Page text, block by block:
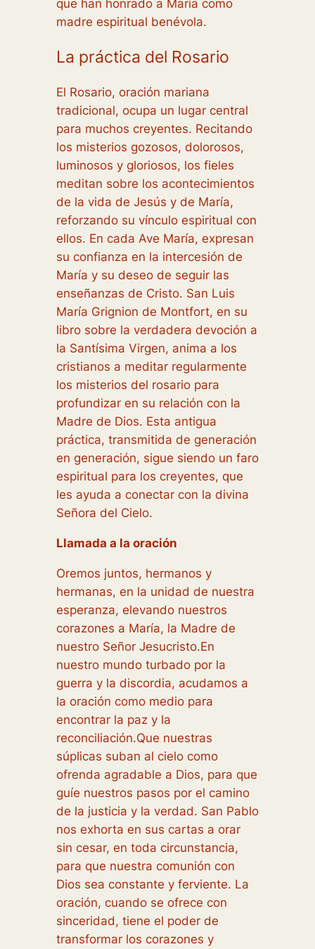
que han honrado a María como
madre espiritual benévola.
La práctica del Rosario
El Rosario, oración mariana
tradicional, ocupa un lugar central
para muchos creyentes. Recitando
los misterios gozosos, dolorosos,
luminosos y gloriosos, los fieles
meditan sobre los acontecimientos
de la vida de Jesús y de María,
reforzando su vínculo espiritual con
ellos. En cada Ave María, expresan
su confianza en la intercesión de
María y su deseo de seguir las
enseñanzas de Cristo. San Luis
María Grignion de Montfort, en su
libro sobre la verdadera devoción a
la Santísima Virgen, anima a los
cristianos a meditar regularmente
los misterios del rosario para
profundizar en su relación con la
Madre de Dios. Esta antigua
práctica, transmitida de generación
en generación, sigue siendo un faro
espiritual para los creyentes, que
les ayuda a conectar con la divina
Señora del Cielo.
Llamada a la oración
Oremos juntos, hermanos y
hermanas, en la unidad de nuestra
esperanza, elevando nuestros
corazones a María, la Madre de
nuestro Señor Jesucristo.En
nuestro mundo turbado por la
guerra y la discordia, acudamos a
la oración como medio para
encontrar la paz y la
reconciliación.Que nuestras
súplicas suban al cielo como
ofrenda agradable a Dios, para que
guíe nuestros pasos por el camino
de la justicia y la verdad. San Pablo
nos exhorta en sus cartas a orar
sin cesar, en toda circunstancia,
para que nuestra comunión con
Dios sea constante y ferviente. La
oración, cuando se ofrece con
sinceridad, tiene el poder de
transformar los corazones y